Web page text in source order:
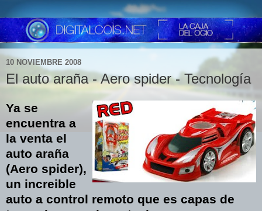
10 NOVIEMBRE 2008
El auto araña - Aero spider - Tecnología
Ya se
encuentra a
la venta el
auto araña
(Aero spider),
un increible
auto a control remoto que es capas de